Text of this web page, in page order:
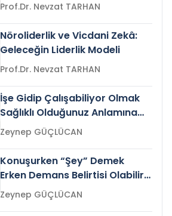
Prof.Dr. Nevzat TARHAN
Nöroliderlik ve Vicdani Zekâ:
Geleceğin Liderlik Modeli
Prof.Dr. Nevzat TARHAN
İşe Gidip Çalışabiliyor Olmak
Sağlıklı Olduğunuz Anlamına
Gelir mi?Zeynep GÜÇLÜCAN
Konuşurken “Şey” Demek
Erken Demans Belirtisi Olabilir
mi?
Zeynep GÜÇLÜCAN